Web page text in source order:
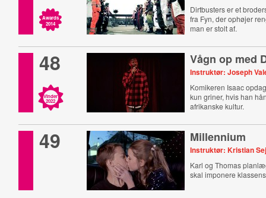
Awards
2014
Dirtbusters er et
fra Fyn, der ophøjer
man er stolt af.
48
Vinder
2022
Vågn op med
Instruktør: Joseph
Komikeren Isaac
kun griner, hvis han
afrikanske kultur.
49 Millennium
Instruktør: Kristian
Karl og Thomas
skal imponere